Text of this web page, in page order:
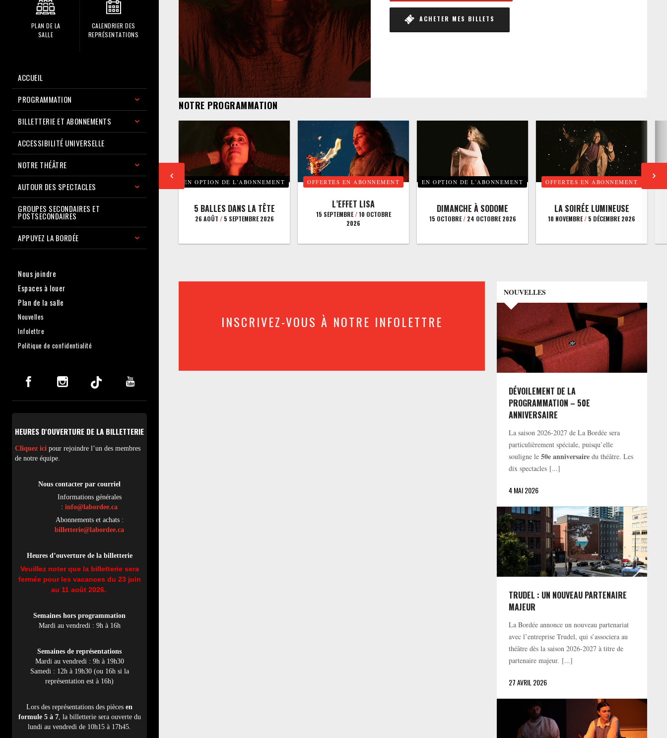
PLAN DE LA
SALLE
CALENDRIER DES
REPRÉSENTATIONS
ACCUEIL
PROGRAMMATION
BILLETTERIE ET ABONNEMENTS
ACCESSIBILITÉ UNIVERSELLE
NOTRE THÉÂTRE
AUTOUR DES SPECTACLES
GROUPES SECONDAIRES ET
POSTSECONDAIRES
APPUYEZ LA BORDÉE
Nous joindre
Espaces à louer
Plan de la salle
Nouvelles
Infolettre
Politique de confidentialité
HEURES D'OUVERTURE DE LA BILLETTERIE
Cliquez ici pour rejoindre l’un des membres
de notre équipe.
Nous contacter par courriel
Informations générales
: info@labordee.ca
Abonnements et achats :
billetterie@labordee.ca
Heures d’ouverture de la billetterie
Veuillez noter que la billetterie sera
fermée pour les vacances du 23 juin
au 11 août 2026.
Semaines hors programmation
Mardi au vendredi : 9h à 16h
Semaines de représentations
Mardi au vendredi : 9h à 19h30
Samedi : 12h à 19h30 (ou 16h si la
représentation est à 16h)
Lors des représentations des pièces en
formule 5 à 7, la billetterie sera ouverte du
lundi au vendredi de 10h15 à 17h45.
ACHETER MES BILLETS
NOTRE PROGRAMMATION
EN OPTION DE L’ABONNEMENT
5 BALLES DANS LA TÊTE
26 AOÛT /5 SEPTEMBRE 2026
OFFERTES EN ABONNEMENT
L’EFFET LISA
15 SEPTEMBRE/10 OCTOBRE
2026
EN OPTION DE L’ABONNEMENT
DIMANCHE À SODOME
15 OCTOBRE/24 OCTOBRE 2026
OFFERTES EN ABONNEMENT
LA SOIRÉE LUMINEUSE
10 NOVEMBRE/ 5 DÉCEMBRE 2026
INSCRIVEZ-VOUS À NOTRE INFOLETTRE
NOUVELLES
DÉVOILEMENT DE LA
PROGRAMMATION – 50E
ANNIVERSAIRE
La saison 2026-2027 de La Bordée sera
particulièrement spéciale, puisqu’elle
souligne le50e anniversaire du théâtre. Les
dix spectacles [...]
4 MAI 2026
TRUDEL : UN NOUVEAU PARTENAIRE
MAJEUR
La Bordée annonce un nouveau partenariat
avec l’entreprise Trudel, qui s’associera au
théâtre dès la saison 2026-2027 à titre de
partenaire majeur. [...]
27 AVRIL 2026